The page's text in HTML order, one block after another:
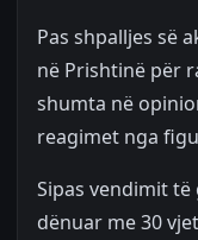
Pas shpalljes së
në Prishtinë për
shumta në
reagimet nga
Sipas vendimit
dënuar me 30